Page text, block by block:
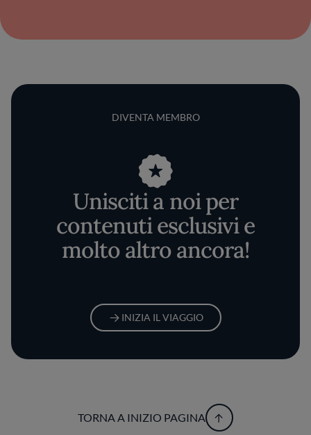
DIVENTA MEMBRO
Unisciti a noi per
contenuti esclusivi e
molto altro ancora!
INIZIA IL VIAGGIO
TORNA A INIZIO PAGINA